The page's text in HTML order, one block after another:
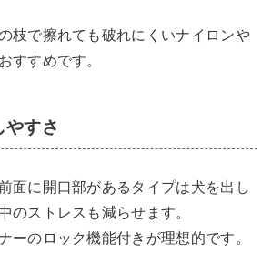
枝で擦れても破れにくいナイロンや
すすめです。
やすさ
面に開口部があるタイプは犬を出し
のストレスも減らせます。
ーのロック機能付きが理想的です。